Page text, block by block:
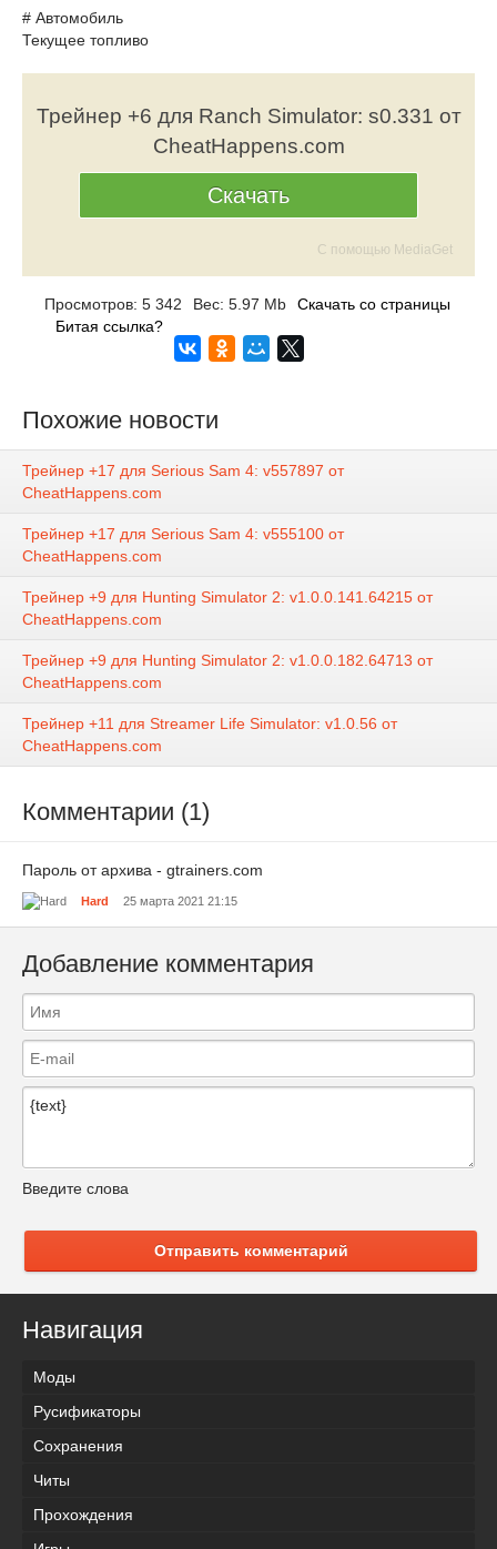
# Автомобиль
Текущее топливо
Трейнер +6 для Ranch Simulator: s0.331 от
CheatHappens.com
Скачать
С помощью MediaGet
Просмотров: 5 342 Вес: 5.97 Mb
Скачать со страницы
Битая ссылка?
Похожие новости
Трейнер +17 для Serious Sam 4: v557897 от
CheatHappens.com
Трейнер +17 для Serious Sam 4: v555100 от
CheatHappens.com
Трейнер +9 для Hunting Simulator 2: v1.0.0.141.64215 от
CheatHappens.com
Трейнер +9 для Hunting Simulator 2: v1.0.0.182.64713 от
CheatHappens.com
Трейнер +11 для Streamer Life Simulator: v1.0.56 от
CheatHappens.com
Комментарии (1)
Пароль от архива - gtrainers.com
Hard 25 марта 2021 21:15
Добавление комментария
Введите слова
Отправить комментарий
Навигация
Моды
Русификаторы
Сохранения
Читы
Прохождения